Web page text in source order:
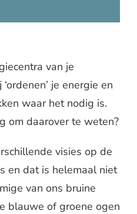
van je
je energie en
waar het nodig is.
om daarover te weten?
visies op de
en dat is helemaal niet
van ons bruine
blauwe of groene ogen